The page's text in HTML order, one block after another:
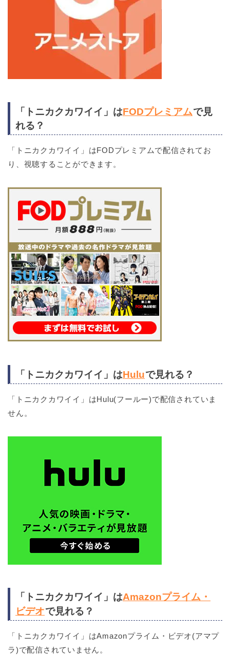
「トニカクカワイイ」はFODプレミアムで見
れる？
「トニカクカワイイ」はFODプレミアムで配信されてお
り、視聴することができます。
「トニカクカワイイ」はHuluで見れる？
「トニカクカワイイ」はHulu(フールー)で配信されていま
せん。
「トニカクカワイイ」はAmazonプライム・
ビデオで見れる？
「トニカクカワイイ」はAmazonプライム・ビデオ(アマプ
ラ)で配信されていません。